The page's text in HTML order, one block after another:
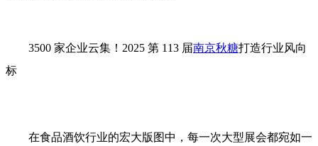
3500 家企业云集！2025 第 113 届南京秋糖打造行业风向
标
在食品酒饮行业的宏大版图中，每一次大型展会都宛如一